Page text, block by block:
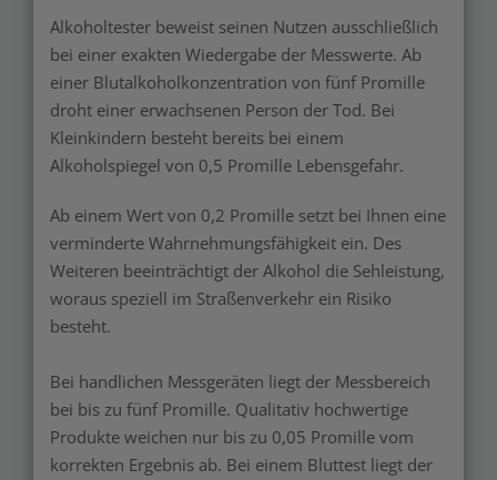
Alkoholtester beweist seinen Nutzen ausschließlich
bei einer exakten Wiedergabe der Messwerte. Ab
einer Blutalkoholkonzentration von fünf Promille
droht einer erwachsenen Person der Tod. Bei
Kleinkindern besteht bereits bei einem
Alkoholspiegel von 0,5 Promille Lebensgefahr.
Ab einem Wert von 0,2 Promille setzt bei Ihnen eine
verminderte Wahrnehmungsfähigkeit ein. Des
Weiteren beeinträchtigt der Alkohol die Sehleistung,
woraus speziell im Straßenverkehr ein Risiko
besteht.
Bei handlichen Messgeräten liegt der Messbereich
bei bis zu fünf Promille. Qualitativ hochwertige
Produkte weichen nur bis zu 0,05 Promille vom
korrekten Ergebnis ab. Bei einem Bluttest liegt der